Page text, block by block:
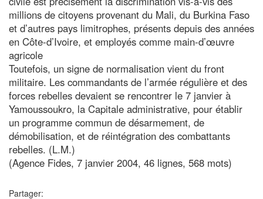
millions de citoyens provenant du Mali, du Burkina Faso
et d’autres pays limitrophes, présents depuis des années
en Côte-d’Ivoire, et employés comme main-d’œuvre
agricole
Toutefois, un signe de normalisation vient du front
militaire. Les commandants de l’armée régulière et des
forces rebelles devaient se rencontrer le 7 janvier à
Yamoussoukro, la Capitale administrative, pour établir
un programme commun de désarmement, de
démobilisation, et de réintégration des combattants
rebelles. (L.M.)
(Agence Fides, 7 janvier 2004, 46 lignes, 568 mots)
Partager: